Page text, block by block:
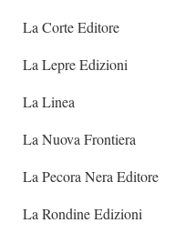
La Corte Editore
La Lepre Edizioni
La Linea
La Nuova Frontiera
La Pecora Nera Editore
La Rondine Edizioni